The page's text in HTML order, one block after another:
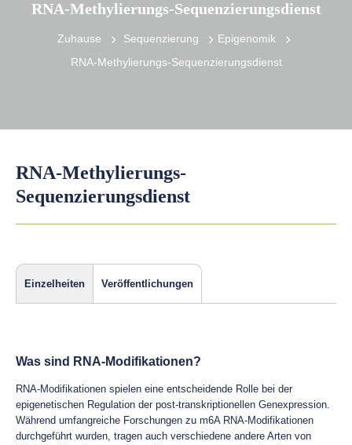
RNA-Methylierungs-Sequenzierungsdienst
Zuhause Sequenzierung
Epigenomik
RNA-Methylierungs-Sequenzierungsdienst
RNA-Methylierungs-
Sequenzierungsdienst
Einzelheiten Veröffentlichungen
Was sind RNA-Modifikationen?
RNA-Modifikationen spielen eine entscheidende Rolle bei der
epigenetischen Regulation der post-transkriptionellen Genexpression.
Während umfangreiche Forschungen zu m6A RNA-Modifikationen
durchgeführt wurden, tragen auch verschiedene andere Arten von